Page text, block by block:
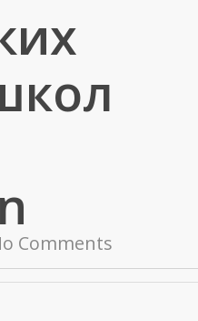
Comments